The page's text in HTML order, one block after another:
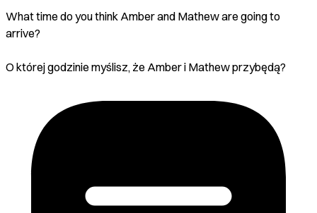
What time do you think Amber and Mathew are going to
arrive?
O której godzinie myślisz, że Amber i Mathew przybędą?